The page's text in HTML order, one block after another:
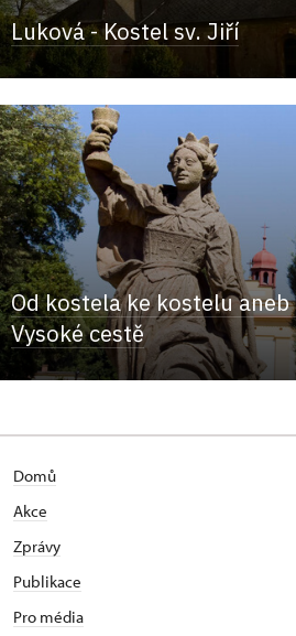
Luková - Kostel sv. Jiří
Od kostela ke kostelu
Vysoké cestě
Domů
Akce
Zprávy
Publikace
Pro média